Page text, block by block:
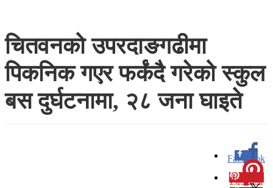
चितवनको उपरदाङगढीमा
पिकनिक गएर फर्कंदै गरेको स्कुल
बस दुर्घटनामा, २८ जना घाइते
Facebook
0
Pinterest